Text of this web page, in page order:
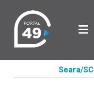
Seara/SC